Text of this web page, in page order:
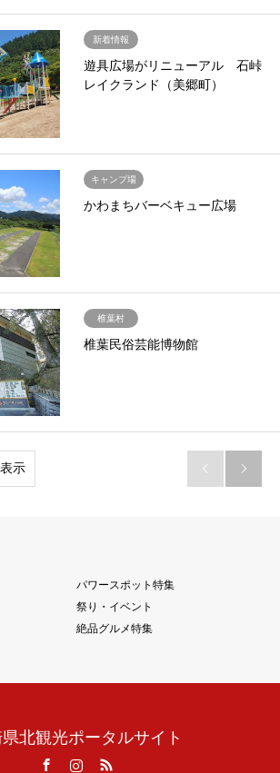
新着情報
遊具広場がリニューアル 石峠
レイクランド（美郷町）
キャンプ場
かわまちバーベキュー広場
椎葉村
椎葉民俗芸能博物館
示  
パワースポット特集
祭り・イベント
絶品グルメ特集
北観光ポータルサイト